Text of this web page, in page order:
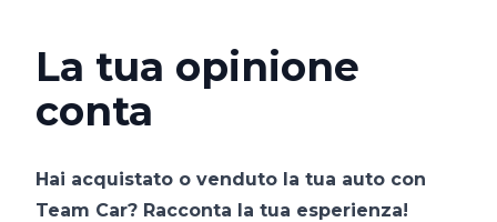
La tua opinione
conta
Hai acquistato o venduto la tua auto con
Team Car? Racconta la tua esperienza!